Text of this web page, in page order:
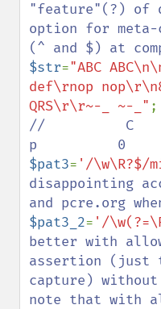
"feature"(?) of
option for
$str="ABC
def\rnop
QRS\r\r~-_ ~-_"
//          C
$pat3= '/\w\R?$/
disappointing
$pat3_2= '/
better with
assertion (just
capture)
note that with